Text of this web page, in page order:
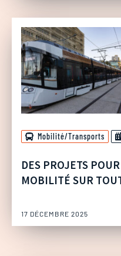
Mobilité/Transports
DES PROJETS
MOBILITÉ SUR
17 DÉCEMBRE 2025